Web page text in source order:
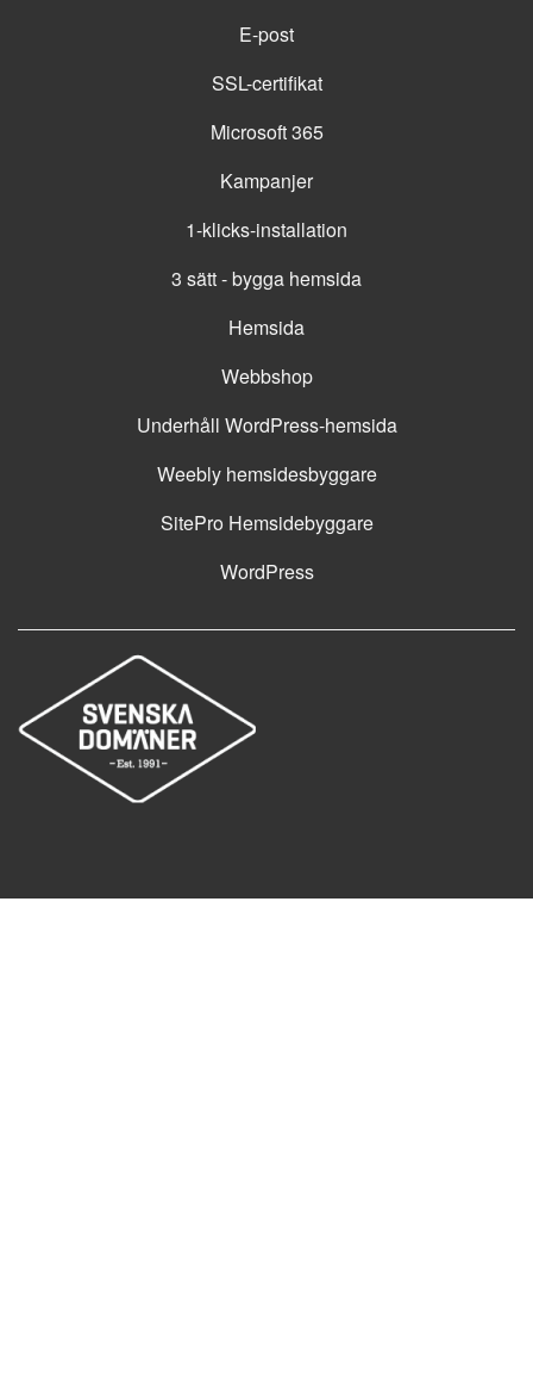
E-post
SSL-certifikat
Microsoft 365
Kampanjer
1-klicks-installation
3 sätt - bygga hemsida
Hemsida
Webbshop
Underhåll WordPress-hemsida
Weebly hemsidesbyggare
SitePro Hemsidebyggare
WordPress